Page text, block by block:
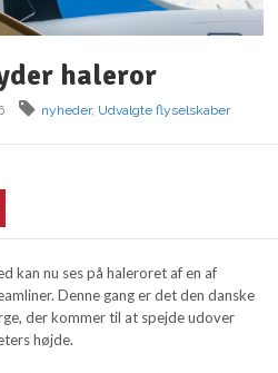
haleror
nyheder, Udvalgte flyselskaber
kan nu ses på haleroret af en af
Denne gang er det den danske
der kommer til at spejde udover
højde.